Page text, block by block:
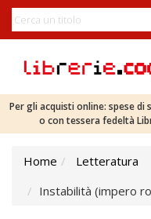
Per gli acquisti online: spese di
o con tessera fedeltà
Home
Letteratura
Instabilità (impero